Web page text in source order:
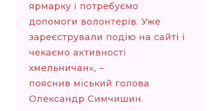
ярмарку і потребуємо
допомоги волонтерів. Уже
зареєстрували подію на сайті і
чекаємо активності
хмельничан», –
пояснив міський голова
Олександр Симчишин.